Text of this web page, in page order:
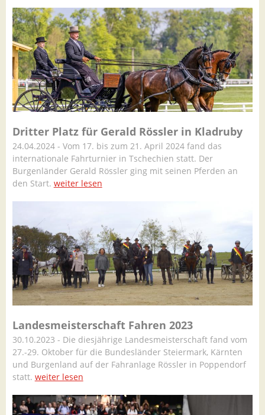
Dritter Platz für Gerald Rössler in Kladruby
24.04.2024 - Vom 17. bis zum 21. April 2024 fand das
internationale Fahrturnier in Tschechien statt. Der
Burgenländer Gerald Rössler ging mit seinen Pferden an
den Start. weiter lesen
Landesmeisterschaft Fahren 2023
30.10.2023 - Die diesjährige Landesmeisterschaft fand vom
27.-29. Oktober für die Bundesländer Steiermark, Kärnten
und Burgenland auf der Fahranlage Rössler in Poppendorf
statt. weiter lesen